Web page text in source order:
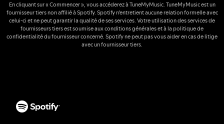
En cliquant sur « Commencer », vous accéderez à TuneMyMusic. TuneMyMusic est un
fournisseur tiers non affilié à Spotify. Spotify n'entretient aucune relation formelle avec
celui-ci et ne peut garantir la qualité de ses services. Votre utilisation des services de
fournisseurs tiers est soumise aux conditions générales et à la politique de
confidentialité du fournisseur concerné. Spotify ne peut pas vous aider en cas de litige
avec un fournisseur tiers.